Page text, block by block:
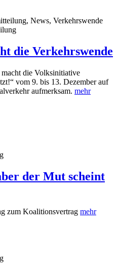
News, Verkehrswende
die Verkehrswende
die Volksinitiative
vom 9. bis 13. Dezember auf
aufmerksam. mehr
der Mut scheint
zum Koalitionsvertrag mehr